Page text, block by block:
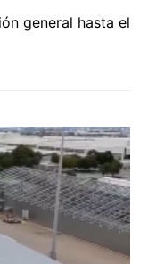
general hasta el